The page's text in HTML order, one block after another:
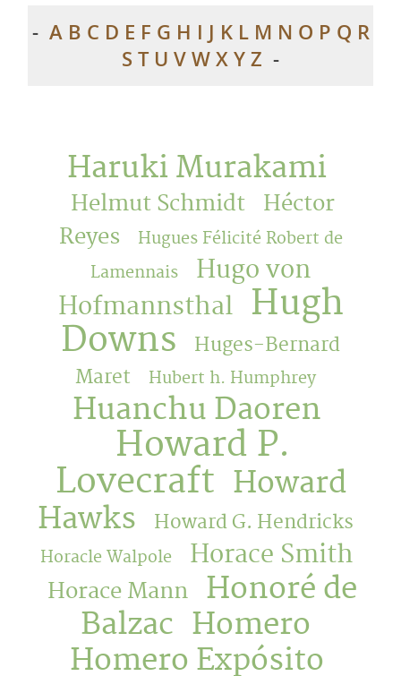
- A B C D E F G H I J K L M N O P Q R
S T U V W X Y Z -
Haruki Murakami
Helmut Schmidt
Héctor
Reyes
Hugues Félicité Robert de
Lamennais
Hugo von
Hofmannsthal
Hugh
Downs
Huges-Bernard
Maret
Hubert h. Humphrey
Huanchu Daoren
Howard P.
Lovecraft Howard
Hawks
Howard G. Hendricks
Horacle Walpole Horace Smith
Horace Mann
Honoré de
Balzac Homero
Homero Expósito